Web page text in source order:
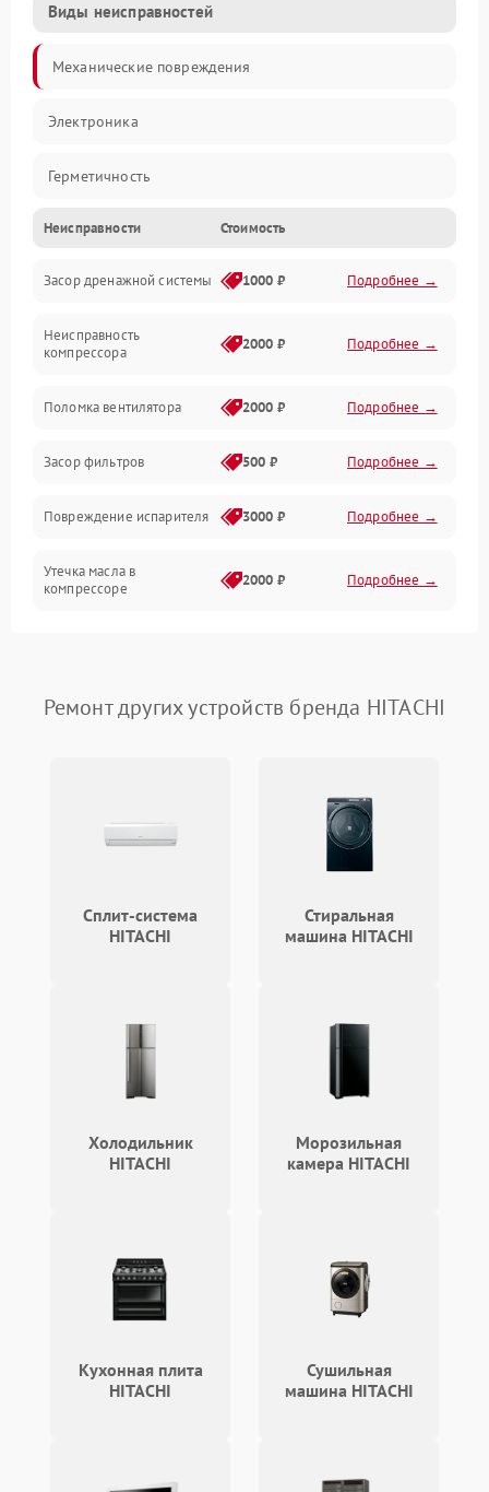
Виды неисправностей
Механические повреждения
Электроника
Герметичность
Механика
Управление
Электропитание
Неисправности Стоимость
Засор дренажной системы 1000 ₽ Подробнее →
Неисправность
компрессора
2000 ₽ Подробнее →
Поломка вентилятора 2000 ₽ Подробнее →
Засор фильтров 500 ₽ Подробнее →
Повреждение испарителя 3000 ₽ Подробнее →
Утечка масла в
компрессоре
2000 ₽ Подробнее →
Неисправность
Подробнее →
Подробнее →
Подробнее →
Ремонт других устройств бренда HITACHI
Сплит-система
HITACHI
Стиральная
машина HITACHI
Холодильник
HITACHI
Морозильная
камера HITACHI
Кухонная плита
HITACHI
Сушильная
машина HITACHI